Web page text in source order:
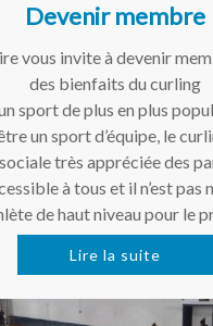
Devenir membre
vous invite à devenir
des bienfaits du curling
sport de plus en plus
un sport d’équipe, le
très appréciée des
à tous et il n’est pas
de haut niveau pour le
Lire la suite